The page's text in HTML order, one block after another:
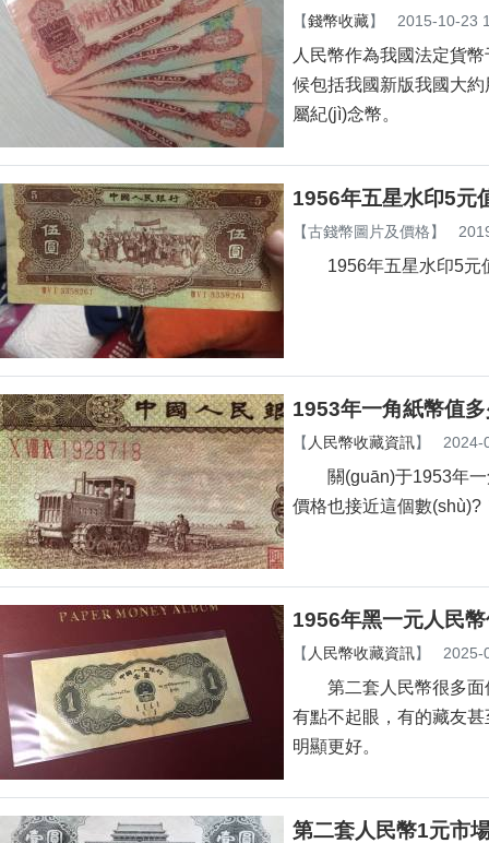
【錢幣收藏】 2015-10-23
人民幣作為我國法定貨幣
候包括我國新版我國大約用
屬紀(jì)念幣。
1956年五星水印5元
【古錢幣圖片及價格】
1956年五星水印5元
1953年一角紙幣值
【 人民幣收藏資訊】 2024-
關(guān)于1953年一角值
價格也接近這個數
1956年黑一元人民
【 人民幣收藏資訊】 2025-
第二套人民幣很多面值
有點不起眼，有的藏
明顯更好。
第二套人民幣1元市